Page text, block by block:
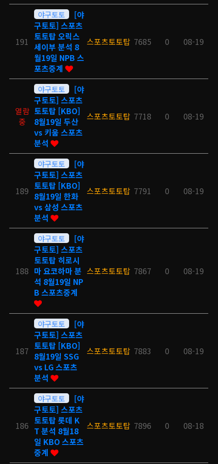
191
야구토토
[야
구토토] 스포츠
토토탑 오릭스
세이부 분석 8
월19일 NPB 스
포츠중계
스포츠토토탑 7685 0 08-19
열람
중
야구토토
[야
구토토] 스포츠
토토탑 [KBO]
8월19일 두산
vs 키움 스포츠
분석
스포츠토토탑 7718 0 08-19
189
야구토토
[야
구토토] 스포츠
토토탑 [KBO]
8월19일 한화
vs 삼성 스포츠
분석
스포츠토토탑 7791 0 08-19
188
야구토토
[야
구토토] 스포츠
토토탑 히로시
마 요코하마 분
석 8월19일 NP
B 스포츠중계
스포츠토토탑 7867 0 08-19
187
야구토토
[야
구토토] 스포츠
토토탑 [KBO]
8월19일 SSG
vs LG 스포츠
분석
스포츠토토탑 7883 0 08-19
186
야구토토
[야
구토토] 스포츠
토토탑 롯데 K
T 분석 8월18
일 KBO 스포츠
중계
스포츠토토탑 7896 0 08-18